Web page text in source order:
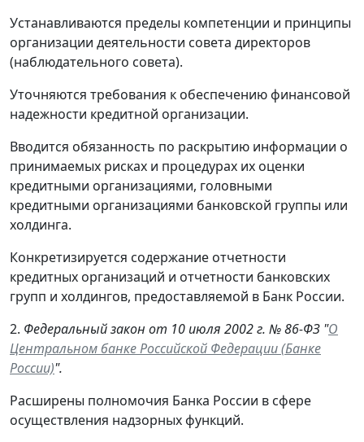
Устанавливаются пределы компетенции и принципы
организации деятельности совета директоров
(наблюдательного совета).
Уточняются требования к обеспечению финансовой
надежности кредитной организации.
Вводится обязанность по раскрытию информации о
принимаемых рисках и процедурах их оценки
кредитными организациями, головными
кредитными организациями банковской группы или
холдинга.
Конкретизируется содержание отчетности
кредитных организаций и отчетности банковских
групп и холдингов, предоставляемой в Банк России.
2. Федеральный закон от 10 июля 2002 г. № 86-ФЗ "О
Центральном банке Российской Федерации (Банке
России)".
Расширены полномочия Банка России в сфере
осуществления надзорных функций.